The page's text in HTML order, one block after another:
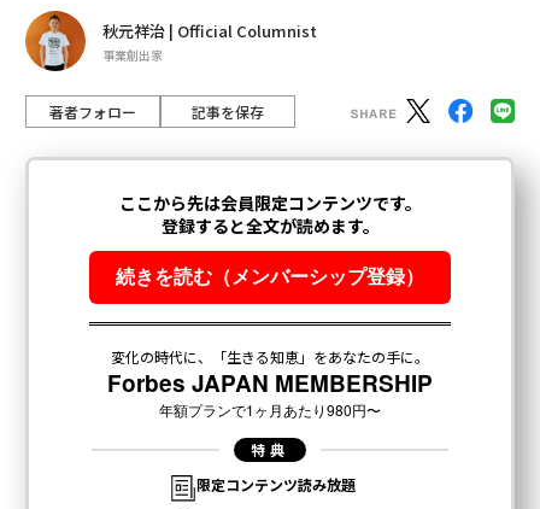
秋元祥治 | Official Columnist
事業創出家
著者フォロー 記事を保存